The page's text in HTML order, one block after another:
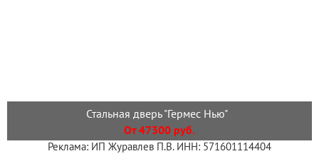
Стальная дверь "Гермес Нью"
От 47300 руб.
Реклама: ИП Журавлев П.В. ИНН: 571601114404